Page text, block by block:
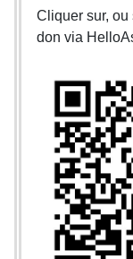
Cliquer sur,
don via